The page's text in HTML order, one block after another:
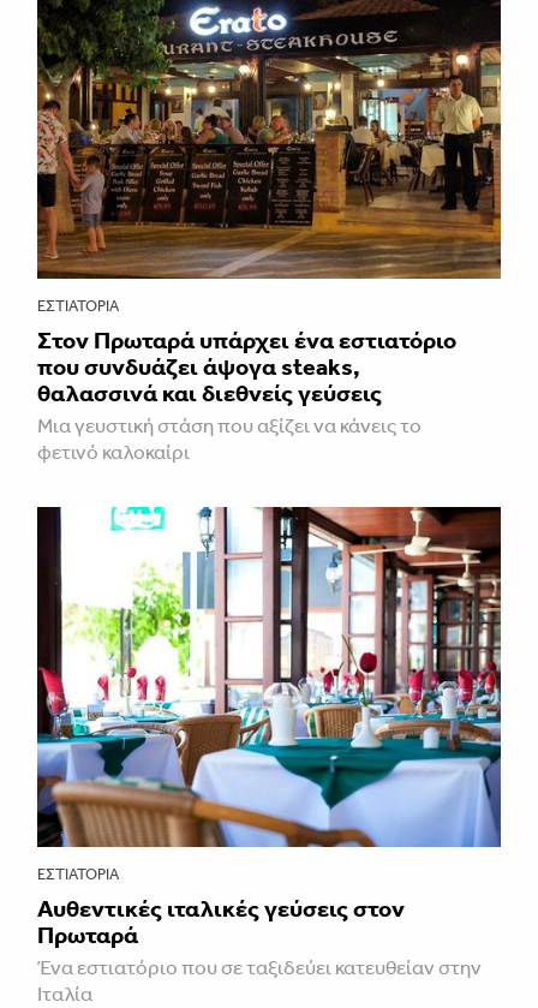
ΕΣΤΙΑΤΌΡΙΑ
Στον Πρωταρά υπάρχει ένα εστιατόριο
που συνδυάζει άψογα steaks,
θαλασσινά και διεθνείς γεύσεις
Μια γευστική στάση που αξίζει να κάνεις το
φετινό καλοκαίρι
ΕΣΤΙΑΤΌΡΙΑ
Αυθεντικές ιταλικές γεύσεις στον
Πρωταρά
Ένα εστιατόριο που σε ταξιδεύει κατευθείαν στην
Ιταλία